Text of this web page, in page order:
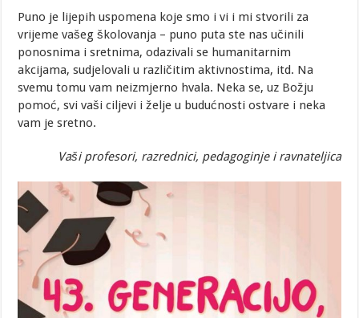
Puno je lijepih uspomena koje smo i vi i mi stvorili za
vrijeme vašeg školovanja – puno puta ste nas učinili
ponosnima i sretnima, odazivali se humanitarnim
akcijama, sudjelovali u različitim aktivnostima, itd. Na
svemu tomu vam neizmjerno hvala. Neka se, uz Božju
pomoć, svi vaši ciljevi i želje u budućnosti ostvare i neka
vam je sretno.
Vaši profesori, razrednici, pedagoginje i ravnateljica